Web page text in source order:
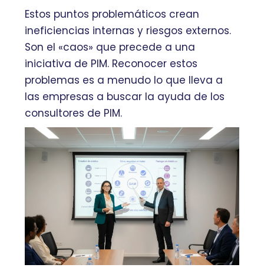
Estos puntos problemáticos crean
ineficiencias internas y riesgos externos.
Son el «caos» que precede a una
iniciativa de PIM. Reconocer estos
problemas es a menudo lo que lleva a
las empresas a buscar la ayuda de los
consultores de PIM.